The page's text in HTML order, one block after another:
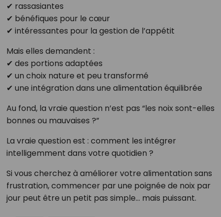
✔ rassasiantes
✔ bénéfiques pour le cœur
✔ intéressantes pour la gestion de l’appétit
Mais elles demandent :
✔ des portions adaptées
✔ un choix nature et peu transformé
✔ une intégration dans une alimentation équilibrée
Au fond, la vraie question n’est pas “les noix sont-elles
bonnes ou mauvaises ?”
La vraie question est : comment les intégrer
intelligemment dans votre quotidien ?
Si vous cherchez à améliorer votre alimentation sans
frustration, commencer par une poignée de noix par
jour peut être un petit pas simple… mais puissant.